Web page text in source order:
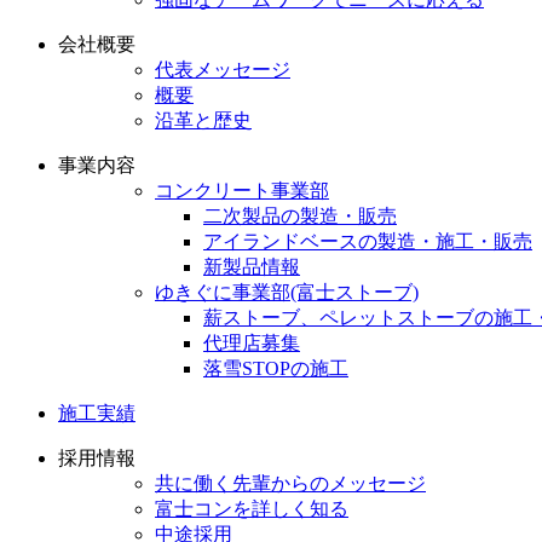
会社概要
代表メッセージ
概要
沿革と歴史
事業内容
コンクリート事業部
二次製品の製造・販売
アイランドベースの製造・施工・販売
新製品情報
ゆきぐに事業部(富士ストーブ)
薪ストーブ、ペレットストーブの施工
代理店募集
落雪STOPの施工
施工実績
採用情報
共に働く先輩からのメッセージ
富士コンを詳しく知る
中途採用